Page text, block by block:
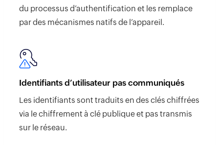
du processus d’authentification et les remplace
par des mécanismes natifs de l’appareil.
Identifiants d’utilisateur pas communiqués
Les identifiants sont traduits en des clés chiffrées
via le chiffrement à clé publique et pas transmis
sur le réseau.